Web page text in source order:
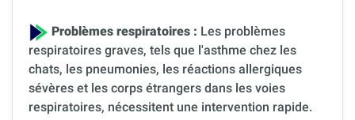
Problèmes respiratoires : Les problèmes
respiratoires graves, tels que l'asthme chez les
chats, les pneumonies, les réactions allergiques
sévères et les corps étrangers dans les voies
respiratoires, nécessitent une intervention rapide.